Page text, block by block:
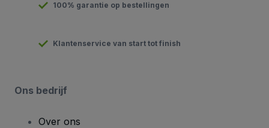
100% garantie op bestellingen
Klantenservice van start tot finish
Ons bedrijf
Over ons